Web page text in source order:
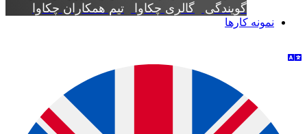
گویندگی
گالری چکاوا تیم همکاران چکاوا
نمونه کارها